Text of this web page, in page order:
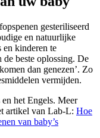
gesteriliseerd
en natuurlijke
en kinderen te
de beste oplossing. De
dan genezen’. Zo
vermijden.
het Engels. Meer
artikel van Lab-L: Hoe
van baby’s